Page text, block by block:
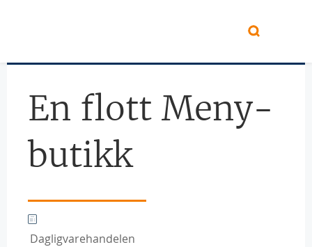
En flott Meny-
butikk
Dagligvarehandelen